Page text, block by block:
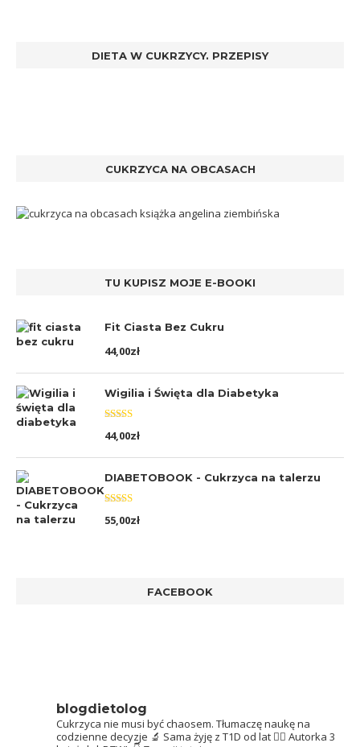
DIETA W CUKRZYCY. PRZEPISY
CUKRZYCA NA OBCASACH
TU KUPISZ MOJE E-BOOKI
Fit Ciasta Bez Cukru
44,00zł
Wigilia i Święta dla Diabetyka
Oceniono
5.00na 5
44,00zł
DIABETOBOOK - Cukrzyca na talerzu
Oceniono
5.00na 5
55,00zł
FACEBOOK
blogdietolog
Cukrzyca nie musi być chaosem. Tłumaczę naukę na
codzienne decyzje 🔬 Sama żyję z T1D od lat 👩‍⚕️ Autorka 3